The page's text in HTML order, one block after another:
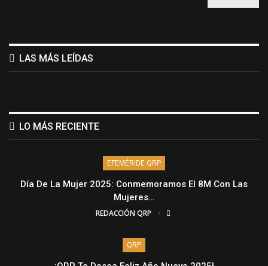
LAS MÁS LEÍDAS
LO MÁS RECIENTE
EFEMÉRIDE QRP
Día De La Mujer 2025: Conmemoramos El 8M Con Las
Mujeres…
REDACCIÓN QRP
QRP